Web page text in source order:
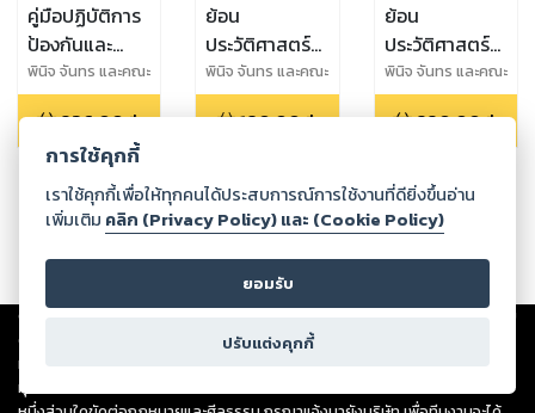
คู่มือปฏิบัติการ
ป้องกันและ
กำจัดศัตรูที่
สำคัญ "พืช
ผัก ผลไม้"
พินิจ จันทร และคณะ
236.00฿
ย้อน
ประวัติศาสตร์
แผ่นดินสมเด็จ
พระนารายณ์
อาณาจักร
อยุธยา
พินิจ จันทร และคณะ
180.00฿
ย้อน
ประวัติศาสตร์
๔๑๗ ปี อยุธยา
๓๓ ราชัน ผู้
พินิจ จันทร และคณะ
220.00฿
Copyright ©2026Storylog Co., Ltd. - สตอรี่ล็อกขอสงวนสิทธิ์ไม่รับผิดชอบ
ต่อผลงานหรือเนื้อหาใดที่อัปโหลดผ่านเว็บไซต์และปรากฏว่าละเมิดสิทธิใน
ทรัพย์สินทางปัญญาของบุคคลอื่นหรือขัดต่อกฎหมายและศีลธรรม ดังนั้น ผู้อ่าน
ทุกท่านโปรดใช้วิจารณญาณในการกลั่นกรองด้วยตนเอง และหากท่านพบว่าส่วน
การใช้คุกกี้
เราใช้คุกกี้เพื่อให้ทุกคนได้ประสบการณ์การใช้งานที่ดียิ่งขึ้นอ่าน
เพิ่มเติม คลิก (Privacy Policy) และ (Cookie Policy)
ยอมรับ
ปรับแต่งคุกกี้